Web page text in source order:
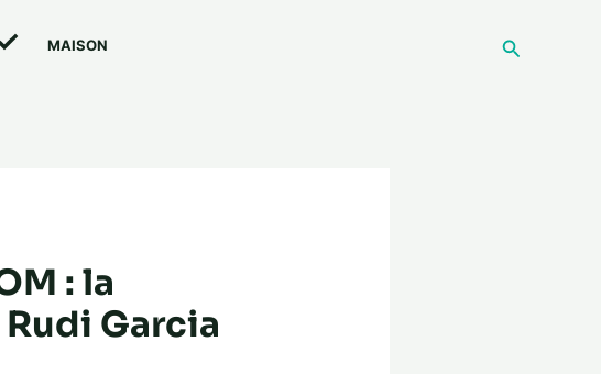
MAISON
: la
Garcia